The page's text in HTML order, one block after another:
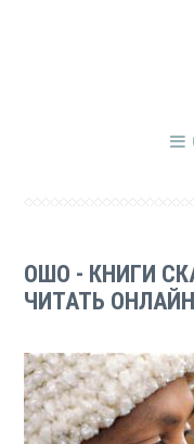
ОШО - КНИГИ
ЧИТАТЬ ОНЛАЙН